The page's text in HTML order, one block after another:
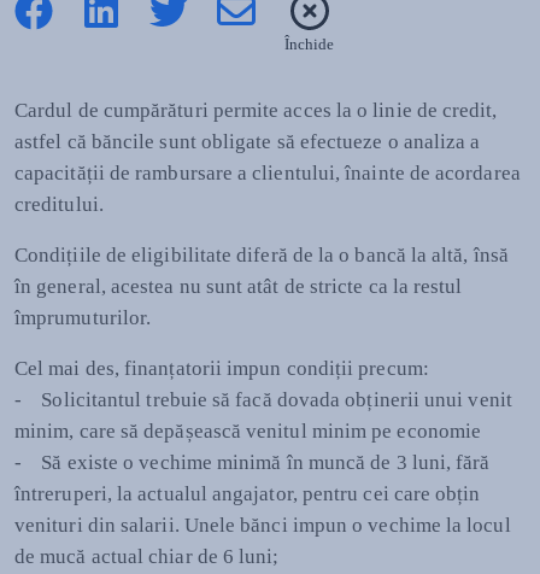
Închide
Cardul de cumpărături permite acces la o linie de credit,
astfel că băncile sunt obligate să efectueze o analiza a
capacității de rambursare a clientului, înainte de acordarea
creditului.
Condițiile de eligibilitate diferă de la o bancă la altă, însă
în general, acestea nu sunt atât de stricte ca la restul
împrumuturilor.
Cel mai des, finanțatorii impun condiții precum:
- Solicitantul trebuie să facă dovada obținerii unui venit
minim, care să depășească venitul minim pe economie
- Să existe o vechime minimă în muncă de 3 luni, fără
întreruperi, la actualul angajator, pentru cei care obțin
venituri din salarii. Unele bănci impun o vechime la locul
de mucă actual chiar de 6 luni;